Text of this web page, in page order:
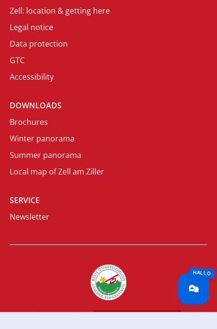
Zell: location & getting here
Legal notice
Data protection
GTC
Accessibility
DOWNLOADS
Brochures
Winter panorama
Summer panorama
Local map of Zell am Ziller
SERVICE
Newsletter